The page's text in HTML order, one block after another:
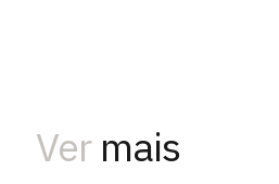
Ver mais